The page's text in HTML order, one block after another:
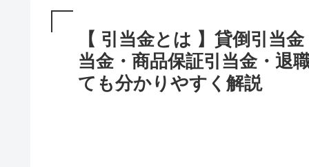
【 引当金とは 】貸倒引当
当金・商品保証引当金・退
ても分かりやすく解説